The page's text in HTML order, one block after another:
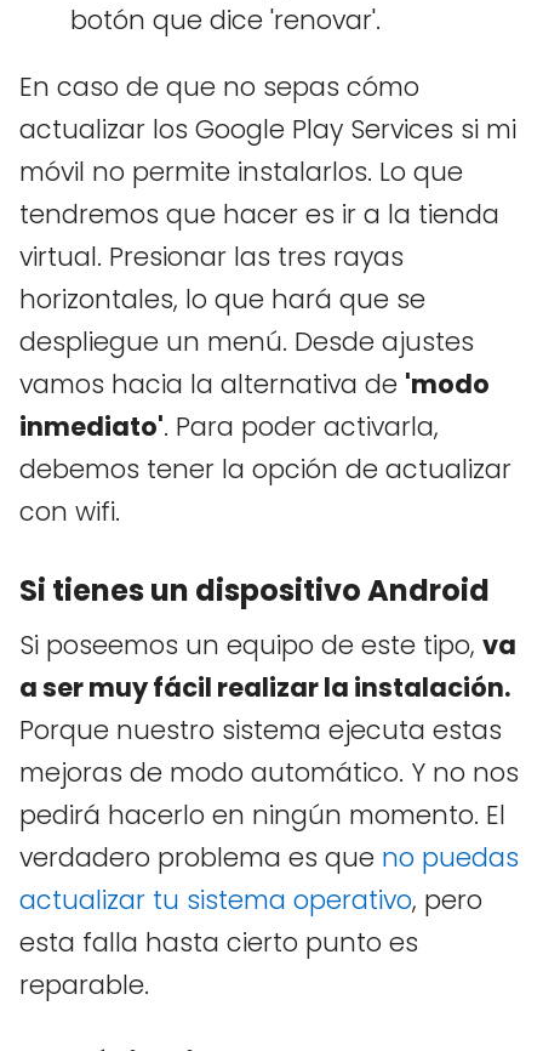
botón que dice 'renovar'.
En caso de que no sepas cómo
actualizar los Google Play Services si mi
móvil no permite instalarlos. Lo que
tendremos que hacer es ir a la tienda
virtual. Presionar las tres rayas
horizontales, lo que hará que se
despliegue un menú. Desde ajustes
vamos hacia la alternativa de 'modo
inmediato'. Para poder activarla,
debemos tener la opción de actualizar
con wifi.
Si tienes un dispositivo Android
Si poseemos un equipo de este tipo, va
a ser muy fácil realizar la instalación.
Porque nuestro sistema ejecuta estas
mejoras de modo automático. Y no nos
pedirá hacerlo en ningún momento. El
verdadero problema es que no puedas
actualizar tu sistema operativo, pero
esta falla hasta cierto punto es
reparable.